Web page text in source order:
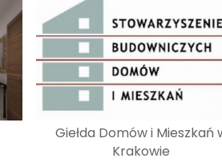
Giełda Domów i Mieszkań
Krakowie